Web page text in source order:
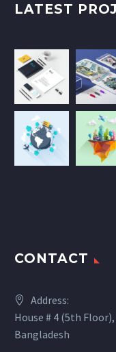
LATEST
CONTACT
Address:
House # 4 (5th Floor),
Bangladesh